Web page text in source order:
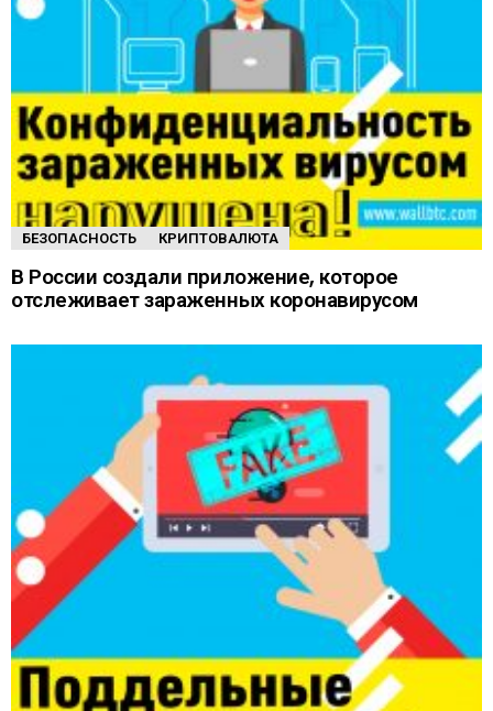
БЕЗОПАСНОСТЬ КРИПТОВАЛЮТА
В России создали приложение, которое
отслеживает зараженных коронавирусом